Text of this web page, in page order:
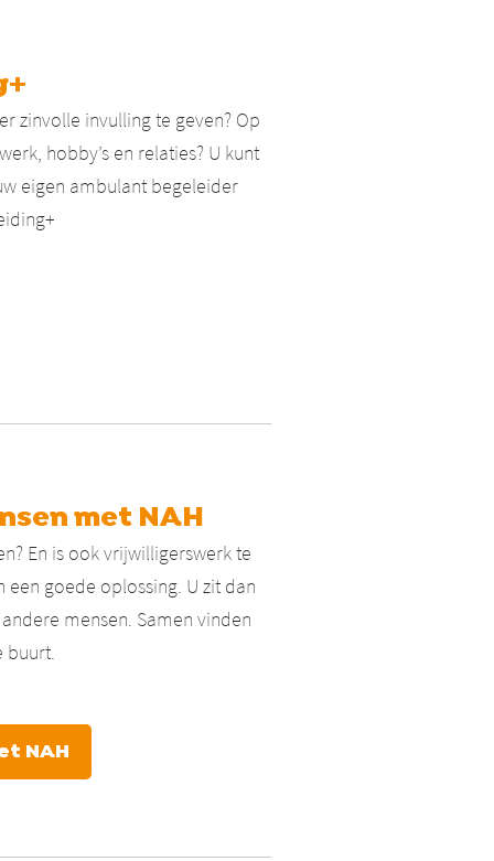
zinvolle invulling te geven? Op
hobby’s en relaties? U kunt
eigen ambulant begeleider
met NAH
En is ook vrijwilligerswerk te
een goede oplossing. U zit dan
mensen. Samen vinden
buurt.
NAH